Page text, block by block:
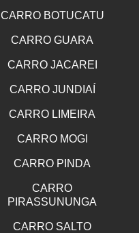
CARRO BOTUCATU
CARRO GUARA
CARRO JACAREI
CARRO JUNDIAÍ
CARRO LIMEIRA
CARRO MOGI
CARRO PINDA
CARRO
PIRASSUNUNGA
CARRO SALTO